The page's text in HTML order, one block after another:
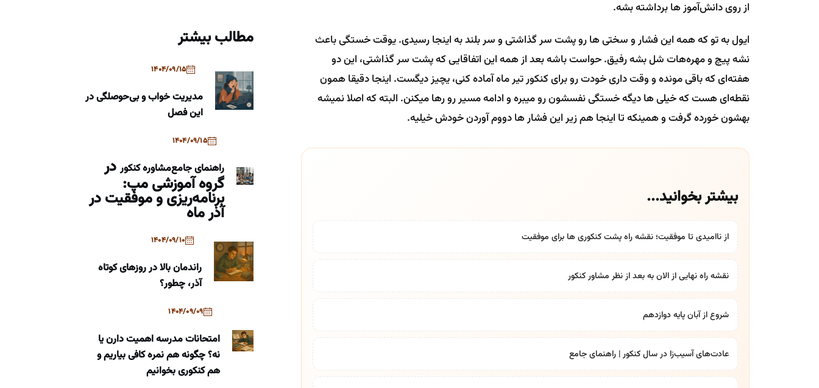
از روی دانش‌آموز ها برداشته بشه.
ایول به تو که همه این فشار و سختی ها رو پشت سر گذاشتی و سر بلند به اینجا رسیدی. یوقت خستگی باعث
نشه پیچ و مهره‌هات شل بشه رفیق. حواست باشه بعد از همه این اتفاقایی که پشت سر گذاشتی، این دو
هفته‌ای که باقی مونده و وقت داری خودت رو برای کنکور تیر ماه آماده کنی، یچیز دیگست. اینجا دقیقا همون
نقطه‌ای هست که خیلی ها دیگه خستگی نفسشون رو میبره و ادامه مسیر رو رها میکنن. البته که اصلا نمیشه
بهشون خورده گرفت و همینکه تا اینجا هم زیر این فشار ها دووم آوردن خودش خیلیه.
بیشتر بخوانید...
از ناامیدی تا موفقیت؛ نقشه راه پشت کنکوری ها برای موفقیت
نقشه راه نهایی از الان به بعد از نظر مشاور کنکور
شروع از آبان پایه دوازدهم
عادت‌های آسیب‌زا در سال کنکور | راهنمای جامع
مطالب بیشتر
1404/09/15
مدیریت خواب و بی‌حوصلگی در
این فصل
1404/09/15
راهنمای جامعمشاوره کنکوردر
گروه آموزشی مپ:
برنامه‌ریزی و موفقیت در
آذر ماه
1404/09/10
راندمان بالا در روزهای کوتاه
آذر، چطور؟
1404/09/09
امتحانات مدرسه اهمیت دارن یا
نه؟ چگونه هم نمره کافی بیاریم و
هم کنکوری بخوانیم